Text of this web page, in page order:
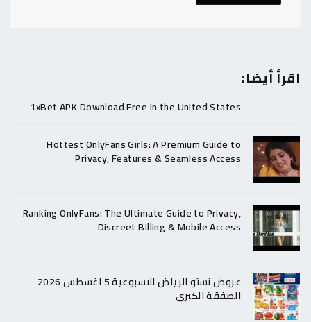
اقرأ أيضا:
1xBet APK Download Free in the United States
Hottest OnlyFans Girls: A Premium Guide to
Privacy, Features & Seamless Access
Ranking OnlyFans: The Ultimate Guide to Privacy,
Discreet Billing & Mobile Access
عروض نستو الرياض الاسبوعية 5 اغسطس 2026
الصفقة الكبرى